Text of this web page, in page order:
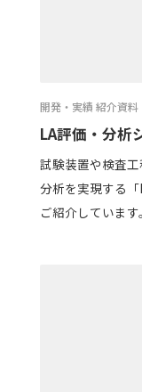
開発・実績 紹介資料
LA評価・分析
試験装置や検査
分析を実現する
ご紹介しています。